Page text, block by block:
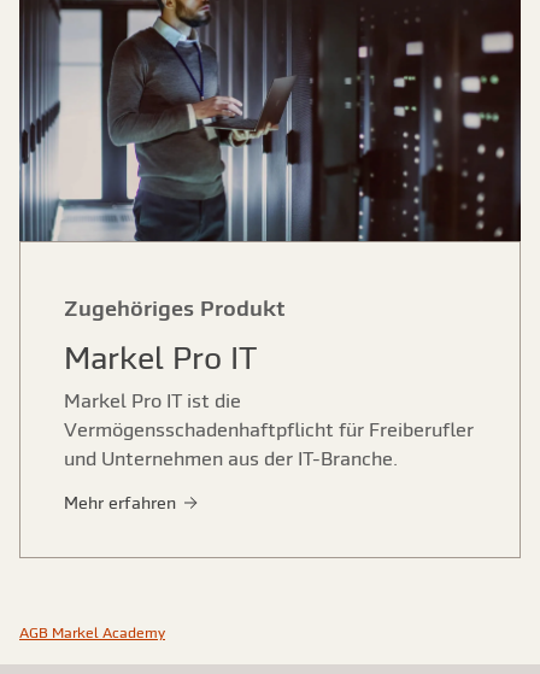
Zugehöriges Produkt
Markel Pro IT
Markel Pro IT ist die
Vermögensschadenhaftpflicht für Freiberufler
und Unternehmen aus der IT-Branche.
Mehr erfahren
AGB Markel Academy